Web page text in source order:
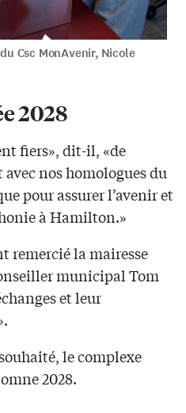
Csc MonAvenir, Nicole
2028
fiers», dit-il, «de
nos homologues du
pour assurer l’avenir et
à Hamilton.»
remercié la mairesse
municipal Tom
et leur
le complexe
2028.